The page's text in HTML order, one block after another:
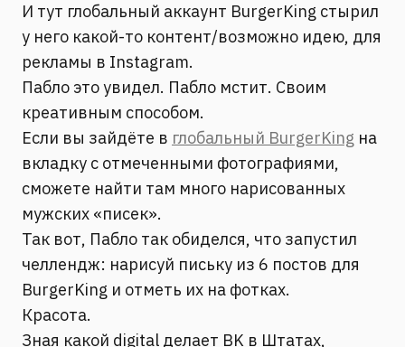
И тут глобальный аккаунт BurgerKing стырил
у него какой-то контент/возможно идею, для
рекламы в Instagram.
Пабло это увидел. Пабло мстит. Своим
креативным способом.
Если вы зайдёте в глобальный BurgerKing на
вкладку с отмеченными фотографиями,
сможете найти там много нарисованных
мужских «писек».
Так вот, Пабло так обиделся, что запустил
челлендж: нарисуй письку из 6 постов для
BurgerKing и отметь их на фотках.
Красота.
Зная какой digital делает BK в Штатах,